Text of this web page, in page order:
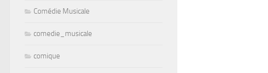
Comédie Musicale
comedie_musicale
comique